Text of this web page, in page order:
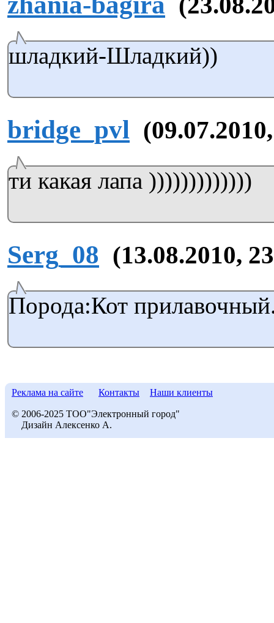
шладкий-Шладкий))
bridge_pvl
ти какая лапа )))))))))))))
Serg_08 (13.08.2010,
Порода:Кот
Реклама на сайте Контакты Наши клиенты
© 2006-2025 ТОО"Электронный город"
Дизайн Алексенко А.